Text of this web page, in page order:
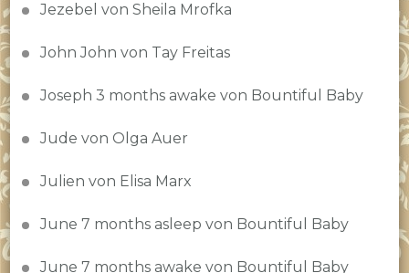
Jezebel von Sheila Mrofka
John John von Tay Freitas
Joseph 3 months awake von Bountiful Baby
Jude von Olga Auer
Julien von Elisa Marx
June 7 months asleep von Bountiful Baby
June 7 months awake von Bountiful Baby